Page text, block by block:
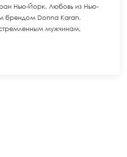
Нью-Йорк. Любовь из Нью-
брендом Donna Karan.
мужчинам,